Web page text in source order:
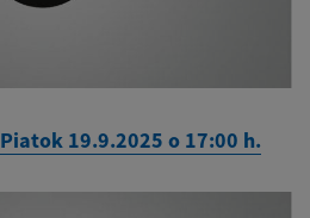
19.9.2025 o 17:00 h.